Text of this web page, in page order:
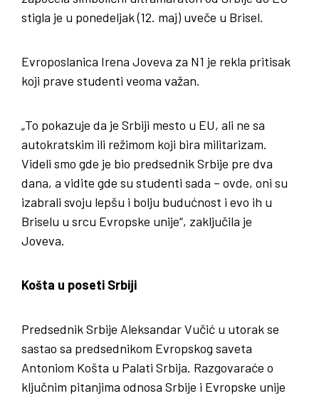
stigla je u ponedeljak (12. maj) uveče u Brisel.
Evroposlanica Irena Joveva za N1 je rekla pritisak
koji prave studenti veoma važan.
„To pokazuje da je Srbiji mesto u EU, ali ne sa
autokratskim ili režimom koji bira militarizam.
Videli smo gde je bio predsednik Srbije pre dva
dana, a vidite gde su studenti sada – ovde, oni su
izabrali svoju lepšu i bolju budućnost i evo ih u
Briselu u srcu Evropske unije“, zaključila je
Joveva.
Košta u poseti Srbiji
Predsednik Srbije Aleksandar Vučić u utorak se
sastao sa predsednikom Evropskog saveta
Antoniom Košta u Palati Srbija. Razgovaraće o
ključnim pitanjima odnosa Srbije i Evropske unije